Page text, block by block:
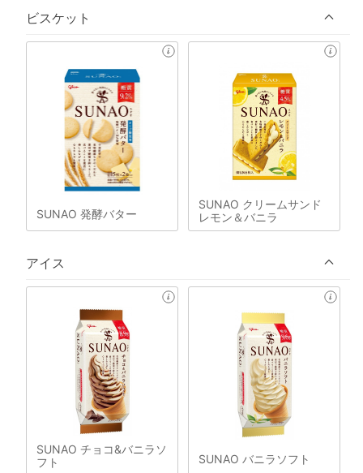
ビスケット
SUNAO 発酵バター
SUNAO クリームサンド
レモン＆バニラ
アイス
SUNAO チョコ&バニラソ
フト
SUNAO バニラソフト